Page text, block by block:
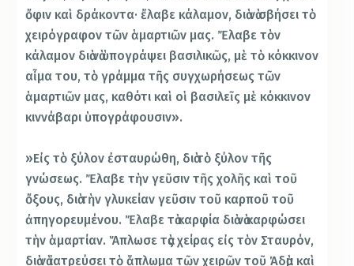
ὄφιν καὶ δράκοντα· ἔλαβε κάλαμον, διὰ νὰ σβήσει τὸ
χειρόγραφον τῶν ἁμαρτιῶν μας. Ἔλαβε τὸν
κάλαμον διὰ νὰ ὑπογράψει βασιλικῶς, μὲ τὸ κόκκινον
αἷμα του, τὸ γράμμα τῆς συγχωρήσεως τῶν
ἁμαρτιῶν μας, καθότι καὶ οἱ βασιλεῖς μὲ κόκκινον
κιννάβαρι ὑπογράφουσιν».
»Εἰς τὸ ξύλον ἐσταυρώθη, διὰ τὸ ξύλον τῆς
γνώσεως. Ἔλαβε τὴν γεῦσιν τῆς χολῆς καὶ τοῦ
ὄξους, διὰ τὴν γλυκείαν γεῦσιν τοῦ καρποῦ τοῦ
ἀπηγορευμένου. Ἔλαβε τὰ καρφία διὰ νὰ καρφώσει
τὴν ἁμαρτίαν. Ἅπλωσε τὰς χείρας εἰς τὸν Σταυρόν,
διὰ νὰ ἰατρεύσει τὸ ἅπλωμα τῶν χειρῶν τοῦ Ἀδὰμ καὶ